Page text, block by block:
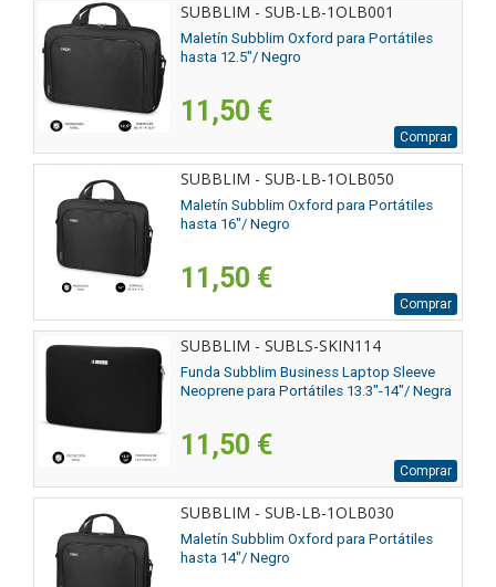
SUBBLIM - SUB-LB-1OLB001
Maletín Subblim Oxford para Portátiles
hasta 12.5"/ Negro
11,50 €
Comprar
SUBBLIM - SUB-LB-1OLB050
Maletín Subblim Oxford para Portátiles
hasta 16"/ Negro
11,50 €
Comprar
SUBBLIM - SUBLS-SKIN114
Funda Subblim Business Laptop Sleeve
Neoprene para Portátiles 13.3"-14"/ Negra
11,50 €
Comprar
SUBBLIM - SUB-LB-1OLB030
Maletín Subblim Oxford para Portátiles
hasta 14"/ Negro